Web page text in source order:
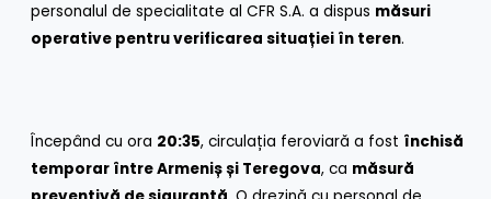
personalul de specialitate al CFR S.A. a dispus măsuri
operative pentru verificarea situației în teren.
Începând cu ora 20:35, circulația feroviară a fost închisă
temporar între Armeniș și Teregova, ca măsură